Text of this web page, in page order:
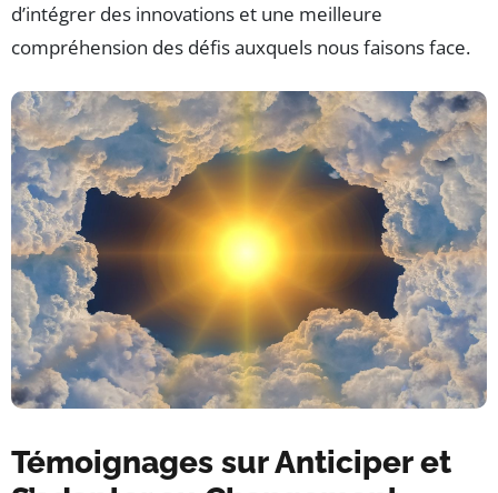
d’intégrer des innovations et une meilleure
compréhension des défis auxquels nous faisons face.
Témoignages sur Anticiper et